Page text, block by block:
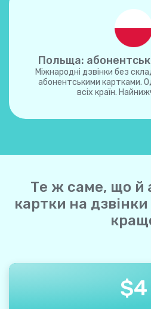
Польща:
Міжнародні дзвінки без
абонентськими картками.
всіх країн.
Те ж саме, що й
картки на
$4